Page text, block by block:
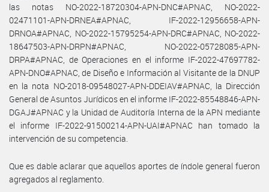
las notas NO-2022-18720304-APN-DNC#APNAC, NO-2022-
02471101-APN-DRNEA#APNAC, IF-2022-12956658-APN-
DRNOA#APNAC, NO-2022-15795254-APN-DRC#APNAC, NO-2022-
18647503-APN-DRPN#APNAC, NO-2022-05728085-APN-
DRPA#APNAC, de Operaciones en el informe IF-2022-47697782-
APN-DNO#APNAC, de Diseño e Información al Visitante de la DNUP
en la nota NO-2018-09548027-APN-DDEIAV#APNAC, la Dirección
General de Asuntos Jurídicos en el informe IF-2022-85548846-APN-
DGAJ#APNAC y la Unidad de Auditoría Interna de la APN mediante
el informe IF-2022-91500214-APN-UAI#APNAC han tomado la
intervención de su competencia.
Que es dable aclarar que aquellos aportes de índole general fueron
agregados al reglamento.